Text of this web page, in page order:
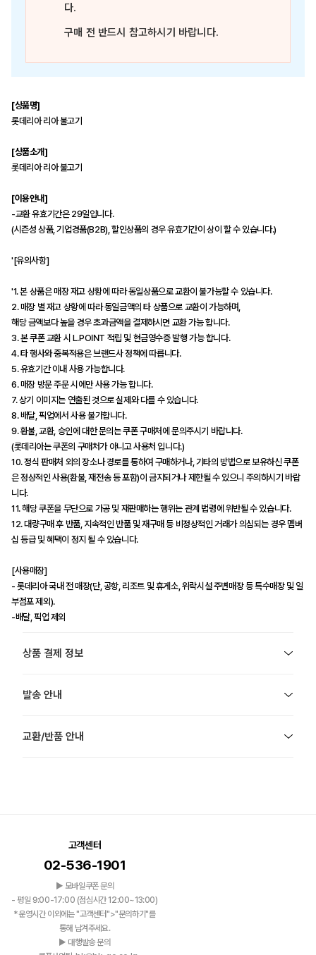
다.
구매 전 반드시 참고하시기 바랍니다.
[상품명]
롯데리아 리아 불고기
[상품소개]
롯데리아 리아 불고기
[이용안내]
-교환 유효기간은 29일입니다.
(시즌성 상품, 기업경품(B2B), 할인상품의 경우 유효기간이 상이 할 수 있습니다.)
'[유의사항]
'1. 본 상품은 매장 재고 상황에 따라 동일상품으로 교환이 불가능할 수 있습니다.
2. 매장 별 재고 상황에 따라 동일금액의 타 상품으로 교환이 가능하며,
해당 금액보다 높을 경우 초과금액을 결제하시면 교환 가능 합니다.
3. 본 쿠폰 교환 시 L.POINT 적립 및 현금영수증 발행 가능 합니다.
4. 타 행사와 중복적용은 브랜드사 정책에 따릅니다.
5. 유효기간 이내 사용 가능합니다.
6. 매장 방문 주문 시에만 사용 가능 합니다.
7. 상기 이미지는 연출된 것으로 실제와 다를 수 있습니다.
8. 배달, 픽업에서 사용 불가합니다.
9. 환불, 교환, 승인에 대한 문의는 쿠폰 구매처에 문의주시기 바랍니다.
(롯데리아는 쿠폰의 구매처가 아니고 사용처 입니다.)
10. 정식 판매처 외의 장소나 경로를 통하여 구매하거나, 기타의 방법으로 보유하신 쿠폰
은 정상적인 사용(환불, 재전송 등 포함)이 금지되거나 제한될 수 있으니 주의하시기 바랍
니다.
11. 해당 쿠폰을 무단으로 가공 및 재판매하는 행위는 관계 법령에 위반될 수 있습니다.
12. 대량구매 후 반품, 지속적인 반품 및 재구매 등 비정상적인 거래가 의심되는 경우 멤버
십 등급 및 혜택이 정지 될 수 있습니다.
[사용매장]
- 롯데리아 국내 전 매장(단, 공항, 리조트 및 휴게소, 위락시설 주변매장 등 특수매장 및 일
부점포 제외).
-배달, 픽업 제외
상품 결제 정보
발송 안내
교환/반품 안내
고객센터
02-536-1901
▶ 모바일쿠폰 문의
- 평일 9:00-17:00 (점심시간 12:00~13:00)
*운영시간 이외에는 "고객센터">"문의하기"를
통해 남겨주세요.
▶ 대행발송 문의